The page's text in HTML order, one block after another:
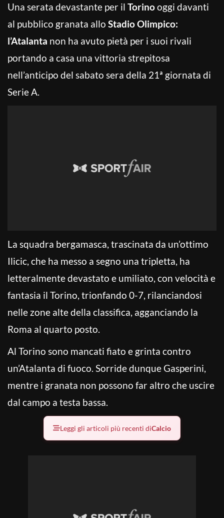
Una serata devastante per il Torinooggi davanti
al pubblico granata allo Stadio Olimpico:
l’Atalanta non ha avuto pietà per i suoi rivali
portando a casa una vittoria strepitosa
nell’anticipo del sabato sera della 21ª giornata di
Serie A.
La squadra bergamasca, trascinata da un’ottimo
Ilicic, che ha messo a segno una tripletta, ha
letteralmente devastato e umiliato, con velocità e
fantasia il Torino, trionfando 0-7, rilanciandosi
nelle zone alte della classifica, agganciando la
Roma al quarto posto.
Al Torino sono mancati fiato e grinta contro
un’Atalanta di fuoco. Sorride dunque Gasperini,
mentre i granata non possono far altro che uscire
dal campo a testa bassa.
Leggi gli articoli più recenti diCalcio